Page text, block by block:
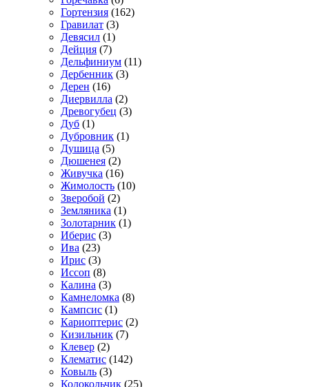
Гортензия (162)
Гравилат (3)
Девясил (1)
Дейция (7)
Дельфиниум (11)
Дербенник (3)
Дерен (16)
Диервилла (2)
Древогубец (3)
Дуб (1)
Дубровник (1)
Душица (5)
Дюшенея (2)
Живучка (16)
Жимолость (10)
Зверобой (2)
Земляника (1)
Золотарник (1)
Иберис (3)
Ива (23)
Ирис (3)
Иссоп (8)
Калина (3)
Камнеломка (8)
Кампсис (1)
Кариоптерис (2)
Кизильник (7)
Клевер (2)
Клематис (142)
Ковыль (3)
Колокольчик (25)